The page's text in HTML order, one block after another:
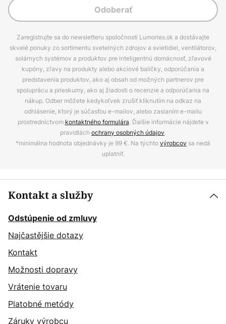
Odoberať
Zaregistrujte sa do newsletteru spoločnosti Lumories.sk a dostávajte
skvelé ponuky zo sortimentu svetelných zdrojov a svietidiel, ventilátorov,
solárnych systémov a produktov pre inteligentnú domácnosť, zľavové
kupóny, zľavy na produkty alebo akciové balíčky, odporúčania a
predstavenia produktov, ako aj obsah od možných partnerov pre
spoluprácu a prieskumy, ako aj žiadosti o recenzie a odporúčania na
nákup. Odber môžete kedykoľvek zrušiť kliknutím na odkaz na
odhlásenie, ktorý je súčasťou e-mailov, alebo zaslaním e-mailu
prostredníctvom kontaktného formulára. Ďalšie informácie nájdete v
pravidlách ochrany osobných údajov.
*minimálna hodnota objednávky je 99 €. Na týchtovýrobcov sa nedá
uplatniť.
Kontakt a služby
Odstúpenie od zmluvy
Najčastějšie dotazy
Kontakt
Možnosti dopravy
Vrátenie tovaru
Platobné metódy
Záruky výrobcu